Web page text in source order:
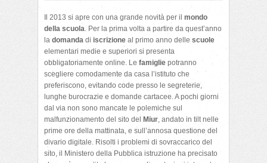
Il 2013 si apre con una grande novità per il mondo
della scuola. Per la prima volta a partire da quest’anno
la domanda di iscrizione al primo anno delle scuole
elementari medie e superiori si presenta
obbligatoriamente online. Le famiglie potranno
scegliere comodamente da casa l’istituto che
preferiscono, evitando code presso le segreterie,
lunghe burocrazie e domande cartacee. A pochi giorni
dal via non sono mancate le polemiche sul
malfunzionamento del sito del
Miur, andato in tilt nelle
prime ore della mattinata, e sull’annosa questione del
divario digitale. Risolti i problemi di sovraccarico del
sito, il Ministero della Pubblica istruzione ha precisato